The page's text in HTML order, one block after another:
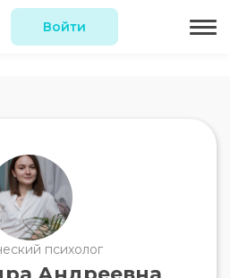
Войти
психолог